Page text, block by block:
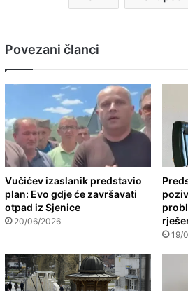
Povezani članci
Vučićev izaslanik predstavio
plan: Evo gdje će završavati
otpad iz Sjenice
20/06/2026
19/